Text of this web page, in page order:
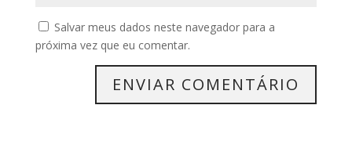
Salvar meus dados neste navegador para a
próxima vez que eu comentar.